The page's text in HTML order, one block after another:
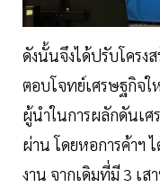
ดังนั้นจึงได้ปรับโครง
ตอบโจทย์เศรษฐกิจใ
ผู้นำในการผลักดันเ
ผ่าน โดยหอการค้าฯ
งาน จากเดิมที่มี 3 เ